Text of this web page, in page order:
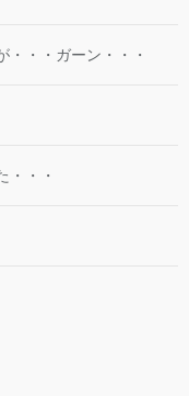
・・ガーン・・・
・・・